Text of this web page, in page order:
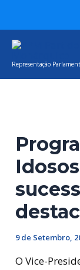
content
Representação
9 de Setembro,
O Vice-